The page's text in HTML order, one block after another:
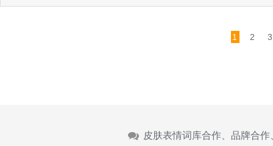
1 2 3
皮肤表情词库合作、品牌合